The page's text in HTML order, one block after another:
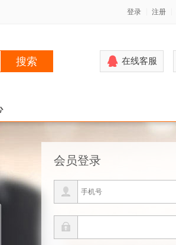
登录 注册
搜索 在线客服
会员登录